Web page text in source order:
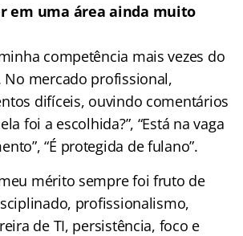
em uma área ainda muito
competência mais vezes do
No mercado profissional,
difíceis, ouvindo comentários
foi a escolhida?”, “Está na vaga
“É protegida de fulano”.
mérito sempre foi fruto de
profissionalismo,
de TI, persistência, foco e